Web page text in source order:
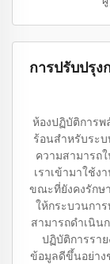
การปรับปรุ
ห้องปฏิบัติการ
ร้อนสำหรับระบ
ความสามารถ
เราเข้ามาใช้
ขณะที่ยังคงรักษ
ให้กระบวนกา
สามารถดำเนิน
ปฏิบัติการรา
ข้อมูลดีขึ้นอย่าง